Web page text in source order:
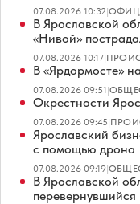
07.08.2026 10:32|
В Ярославской
«Нивой»
07.08.2026 10:17|
В «Ярдормосте»
07.08.2026 09:51|
Окрестности
07.08.2026 09:45|
Ярославский
с помощью дрона
07.08.2026 09:19|
В Ярославской
перевернувшийся